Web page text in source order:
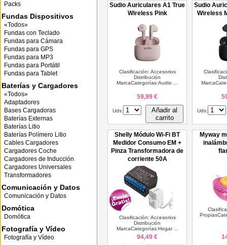
Packs
Fundas Dispositivos
«Todos»
Fundas con Teclado
Fundas para Cámara
Fundas para GPS
Fundas para MP3
Fundas para Portátil
Fundas para Tablet
Baterías y Cargadores
«Todos»
Adaptadores
Bases Cargadoras
Baterías Externas
Baterías Litio
Baterías Polímero Litio
Cables Cargadores
Cargadores Coche
Cargadores de Inducción
Cargadores Universales
Transformadores
Comunicación y Datos
Comunicación y Datos
Domótica
Domótica
Fotografía y Vídeo
Fotografía y Vídeo
Sudio Auriculares A1 True
Wireless Pink
Clasificación: Accesorios
Distribución
MarcaCategorías:Audio ...
59,99 €
Uds:
Añadir al
carrito
Sudio
Wireless
Uds:
Shelly Módulo Wi-Fi BT
Medidor Consumo EM +
Pinza Transformadora de
corriente 50A
Clasificación: Accesorios
Distribución
MarcaCategorías:Hogar ...
94,49 €
Myway